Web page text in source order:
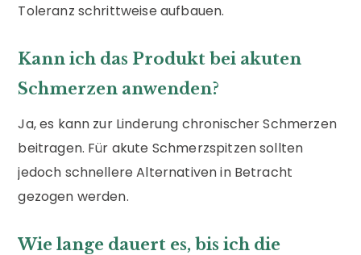
Toleranz schrittweise aufbauen.
Kann ich das Produkt bei akuten
Schmerzen anwenden?
Ja, es kann zur Linderung chronischer Schmerzen
beitragen. Für akute Schmerzspitzen sollten
jedoch schnellere Alternativen in Betracht
gezogen werden.
Wie lange dauert es, bis ich die